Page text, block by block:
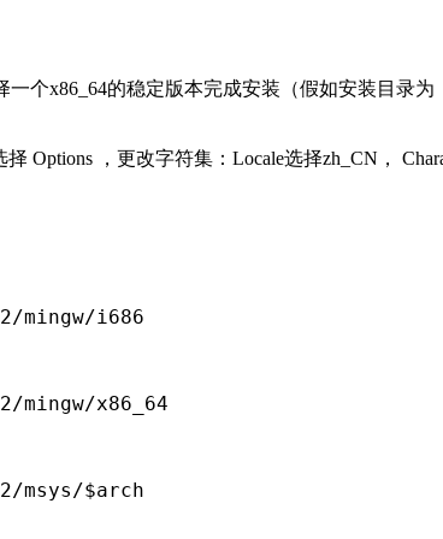
一个x86_64的稳定版本完成安装（假如安装目录为
Options ，更改字符集：Locale选择zh_CN，
mingw/i686
x86_64
msys/$arch